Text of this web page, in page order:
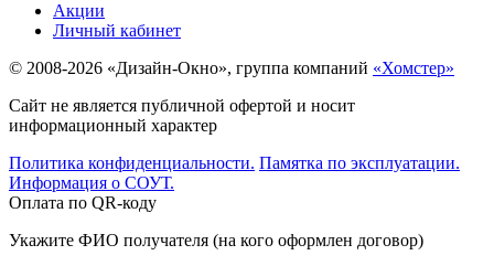
Акции
Личный кабинет
© 2008-2026 «Дизайн-Окно», группа компаний «Хомстер»
Сайт не является публичной офертой и носит
информационный характер
Политика конфиденциальности. Памятка по эксплуатации.
Информация о СОУТ.
Оплата по QR-коду
Укажите ФИО получателя (на кого оформлен договор)